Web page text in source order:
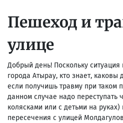
Пешеход и
улице
Добрый день! Поскольку
города Атырау, кто знает, каковы
если получишь травму при таком
данном случае надо переступать
колясками или с детьми на
пересечения с улицей